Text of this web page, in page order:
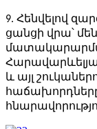
9. Հենվելով
ցանցի վրա՝
և այլ